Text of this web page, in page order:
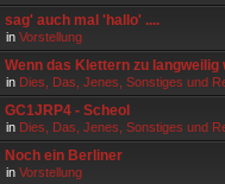
sag' auch mal 'hallo' ....
in Vorstellung
Wenn das Klettern zu
in Dies, Das, Jenes, Sonstiges und
GC1JRP4 - Scheol
in Dies, Das, Jenes, Sonstiges und
Noch ein Berliner
in Vorstellung